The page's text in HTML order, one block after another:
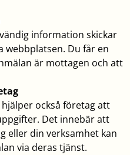
information skickar
webbplatsen. Du får en
är mottagen och att
också företag att
Det innebär att
eller din verksamhet kan
via deras tjänst.